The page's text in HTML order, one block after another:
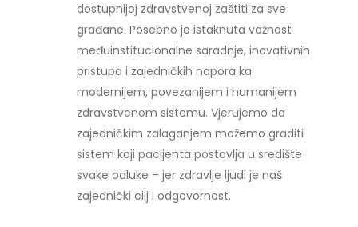
dostupnijoj zdravstvenoj zaštiti za sve
građane. Posebno je istaknuta važnost
međuinstitucionalne saradnje, inovativnih
pristupa i zajedničkih napora ka
modernijem, povezanijem i humanijem
zdravstvenom sistemu. Vjerujemo da
zajedničkim zalaganjem možemo graditi
sistem koji pacijenta postavlja u središte
svake odluke – jer zdravlje ljudi je naš
zajednički cilj i odgovornost.